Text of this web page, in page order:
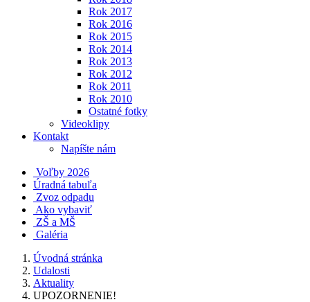
Rok 2017
Rok 2016
Rok 2015
Rok 2014
Rok 2013
Rok 2012
Rok 2011
Rok 2010
Ostatné fotky
Videoklipy
Kontakt
Napíšte nám
Voľby 2026
Úradná tabuľa
Zvoz odpadu
Ako vybaviť
ZŠ a MŠ
Galéria
Úvodná stránka
Udalosti
Aktuality
UPOZORNENIE!